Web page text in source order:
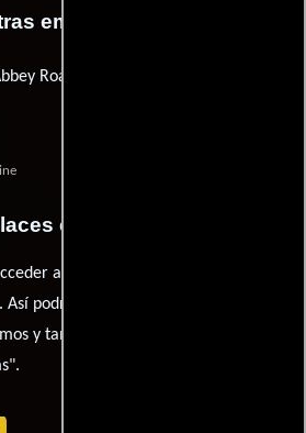
empresas
Road Studios
externos
a los recursos externos que
podrás chequear toda la
y también ampliar tu conocimiento